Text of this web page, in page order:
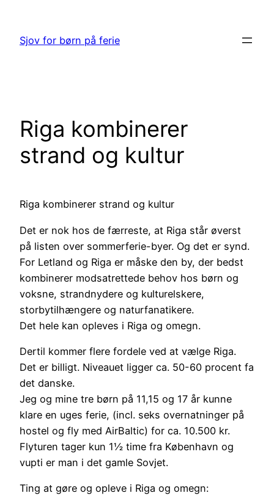
indhold
Sjov for børn på ferie
Riga kombinerer
strand og kultur
Riga kombinerer strand og kultur
Det er nok hos de færreste, at Riga står øverst
på listen over sommerferie-byer. Og det er synd.
For Letland og Riga er måske den by, der bedst
kombinerer modsatrettede behov hos børn og
voksne, strandnydere og kulturelskere,
storbytilhængere og naturfanatikere.
Det hele kan opleves i Riga og omegn.
Dertil kommer flere fordele ved at vælge Riga.
Det er billigt. Niveauet ligger ca. 50-60 procent fa
det danske.
Jeg og mine tre børn på 11,15 og 17 år kunne
klare en uges ferie, (incl. seks overnatninger på
hostel og fly med AirBaltic) for ca. 10.500 kr.
Flyturen tager kun 1½ time fra København og
vupti er man i det gamle Sovjet.
Ting at gøre og opleve i Riga og omegn: